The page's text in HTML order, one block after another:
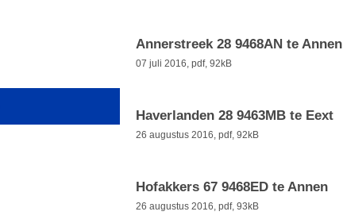
Annerstreek 28 9468AN te Annen
07 juli 2016, pdf, 92kB
Haverlanden 28 9463MB te Eext
26 augustus 2016, pdf, 92kB
Hofakkers 67 9468ED te Annen
26 augustus 2016, pdf, 93kB